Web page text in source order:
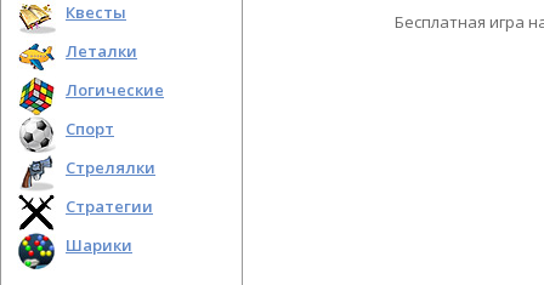
Квесты
Леталки
Логические
Спорт
Стрелялки
Стратегии
Шарики
Бесплатная игра